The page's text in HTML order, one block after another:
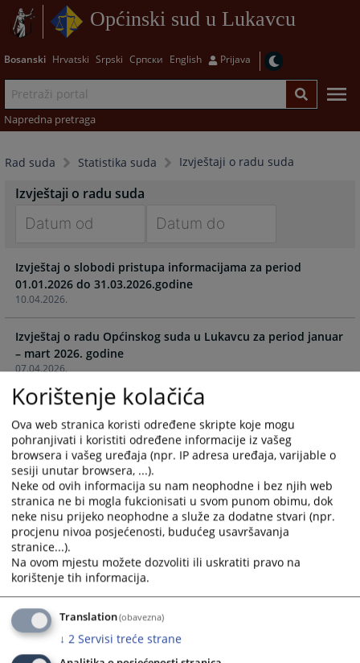
Općinski sud u Lukavcu
Bosanski Hrvatski Srpski Српски English Prijava
Napredna pretraga
Rad suda Statistika suda Izvještaji o radu suda
Izvještaji o radu suda
forward
to
interact
with
the
calendar
and
select
a
date.
Press
the
question
mark
key
to
get
the
keyboard
shortcuts
for
changing
dates.
forward
to
with
the
and
select
a
date.
Press
the
question
mark
key
to
the
keyboard
for
changing
dates.
10.04.2026.
Izvještaj o slobodi pristupa informacijama za period
01.01.2026 do 31.03.2026.godine
07.04.2026.
Izvještaj o radu Općinskog suda u Lukavcu za period januar
– mart 2026. godine
05.02.2026.
Izvještaj o radu Općinskog suda u Lukavcu za 2025.godinu
05.02.2026.
Izvještaj o provedenoj tačnosti podataka u CMS za period
01.01.2025-30.06.2025.godine
05.02.2026.
Izvještaj o provedenoj provjeri tačnosti i ažurnosti unosa
podataka u CMS za period 01.07.2025-31.12.2025.godine
05.02.2026.
Statistički izvještaj o poštivanju optimalnih i predvidivih
rokova u Općinskom sudu u Lukavcu za 2025.godinu
Korištenje kolačića
Ova web stranica koristi određene skripte koje mogu
pohranjivati i koristiti određene informacije iz vašeg
browsera i vašeg uređaja (npr. IP adresa uređaja, varijable o
sesiji unutar browsera, ...).
Neke od ovih informacija su nam neophodne i bez njih web
stranica ne bi mogla fukcionisati u svom punom obimu, dok
neke nisu prijeko neophodne a služe za dodatne stvari (npr.
procjenu nivoa posjećenosti, budućeg usavršavanja
stranice...).
Na ovom mjestu možete dozvoliti ili uskratiti pravo na
korištenje tih informacija.
Translation(obavezna)
↓ 2 Servisi treće strane